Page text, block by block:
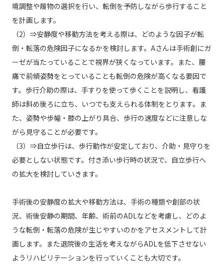
境調整や履物の選択を行い、転倒を予防しながら歩行すること
を計画します。
（2）⇒安静度や移動方法を考える際は、どのような因子が転
倒・転落の危険因子になるかを検討します。Aさんは手術創にガ
ーゼが当たっていることで視界が狭くなっています。また、腰
痛で前傾姿勢をとっていることも転倒の危険が高くなる要因で
す。歩行介助の際は、手すりを使って歩くことを説明し、看護
師は斜め後ろに立ち、いつでも支えられる体制をとります。ま
た、姿勢や歩幅・膝の上がり具合、歩行の速度などに注意しな
がら見守ることが必要です。
（3）⇒自立歩行は、歩行動作が安定しており、介助・見守りを
必要としない状態です。付き添い歩行時の状況で、自立歩行へ
の拡大を検討していきます。
手術後の安静度の拡大や移動方法は、手術の種類や創部の状
況、術後安静の期間、年齢、術前のADLなどを考慮し、どのよ
うな転倒・転落の危険が生じやすいのかをアセスメントして計
画します。また退院後の生活を考えながらADLを低下させない
ようリハビリテーションを行っていくことも大切です。